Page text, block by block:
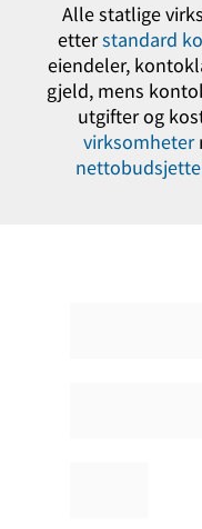
Alle statlige
etterstandard
eiendeler,
gjeld, mens
utgifter og
virksomheter